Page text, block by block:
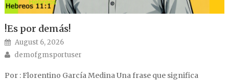
!Es por demás!
Posted on
August 6, 2026
Author
demofgmsportuser
Por : Florentino García Medina Una frase que significa